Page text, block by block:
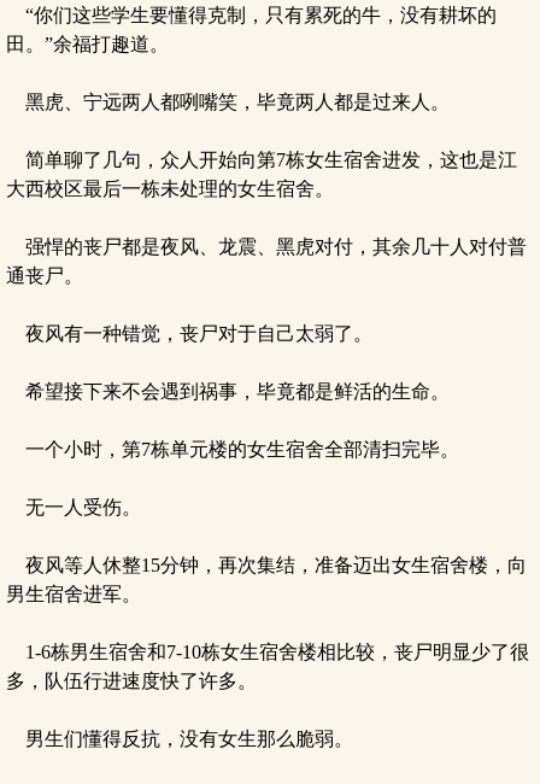
“你们这些学生要懂得克制，只有累死的牛，没有耕坏的
田。”余福打趣道。
黑虎、宁远两人都咧嘴笑，毕竟两人都是过来人。
简单聊了几句，众人开始向第7栋女生宿舍进发，这也是江
大西校区最后一栋未处理的女生宿舍。
强悍的丧尸都是夜风、龙震、黑虎对付，其余几十人对付普
通丧尸。
夜风有一种错觉，丧尸对于自己太弱了。
希望接下来不会遇到祸事，毕竟都是鲜活的生命。
一个小时，第7栋单元楼的女生宿舍全部清扫完毕。
无一人受伤。
夜风等人休整15分钟，再次集结，准备迈出女生宿舍楼，向
男生宿舍进军。
1-6栋男生宿舍和7-10栋女生宿舍楼相比较，丧尸明显少了很
多，队伍行进速度快了许多。
男生们懂得反抗，没有女生那么脆弱。